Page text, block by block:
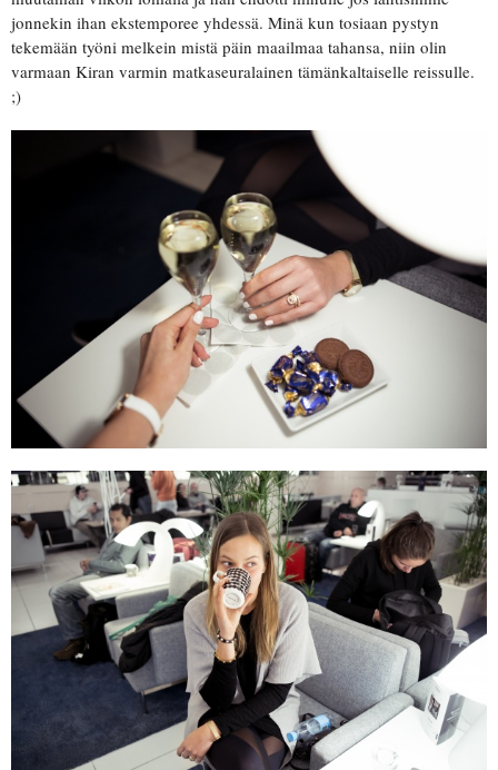
jonnekin ihan ekstemporee yhdessä. Minä kun tosiaan pystyn
tekemään työni melkein mistä päin maailmaa tahansa, niin olin
varmaan Kiran varmin matkaseuralainen tämänkaltaiselle reissulle.
;)